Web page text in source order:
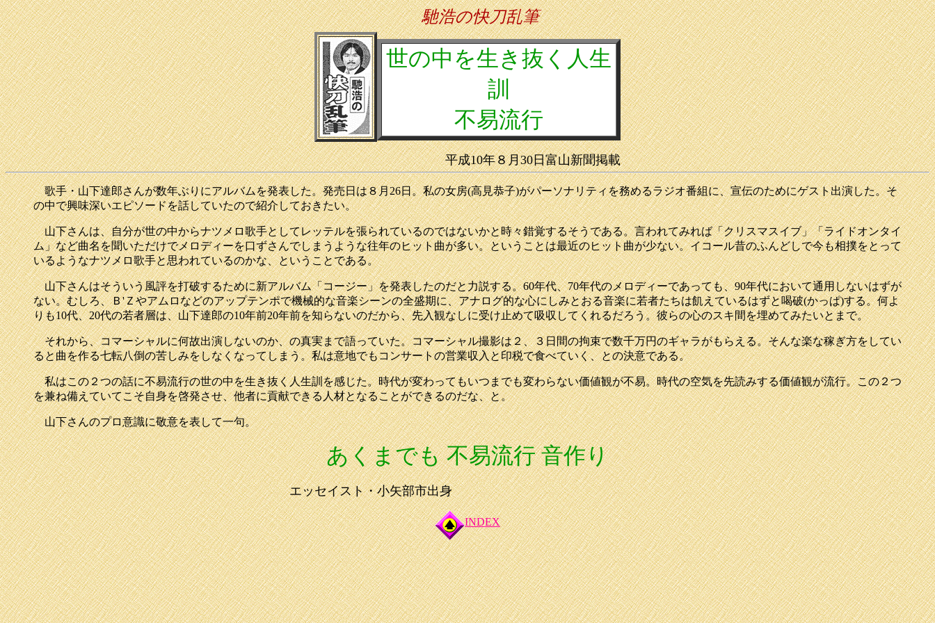
馳浩の快刀乱筆
世の中を生き抜く人生
訓
不易流行
平成10年８月30日富山新聞掲載
歌手・山下達郎さんが数年ぶりにアルバムを発表した。発売日は８月26日。私の女房(高見恭子)がパーソナリティを務めるラジオ番組に、宣伝のためにゲスト出演した。そ
の中で興味深いエピソードを話していたので紹介しておきたい。
山下さんは、自分が世の中からナツメロ歌手としてレッテルを張られているのではないかと時々錯覚するそうである。言われてみれば「クリスマスイブ」「ライドオンタイ
ム」など曲名を聞いただけでメロディーを口ずさんでしまうような往年のヒット曲が多い。ということは最近のヒット曲が少ない。イコール昔のふんどしで今も相撲をとって
いるようなナツメロ歌手と思われているのかな、ということである。
山下さんはそういう風評を打破するために新アルバム「コージー」を発表したのだと力説する。60年代、70年代のメロディーであっても、90年代において通用しないはずが
ない。むしろ、Ｂ'Ｚやアムロなどのアップテンポで機械的な音楽シーンの全盛期に、アナログ的な心にしみとおる音楽に若者たちは飢えているはずと喝破(かっぱ)する。何よ
りも10代、20代の若者層は、山下達郎の10年前20年前を知らないのだから、先入観なしに受け止めて吸収してくれるだろう。彼らの心のスキ間を埋めてみたいとまで。
それから、コマーシャルに何故出演しないのか、の真実まで語っていた。コマーシャル撮影は２、３日間の拘束で数千万円のギャラがもらえる。そんな楽な稼ぎ方をしてい
ると曲を作る七転八倒の苦しみをしなくなってしまう。私は意地でもコンサートの営業収入と印税で食べていく、との決意である。
私はこの２つの話に不易流行の世の中を生き抜く人生訓を感じた。時代が変わってもいつまでも変わらない価値観が不易。時代の空気を先読みする価値観が流行。この２つ
を兼ね備えていてこそ自身を啓発させ、他者に貢献できる人材となることができるのだな、と。
山下さんのプロ意識に敬意を表して一句。
あくまでも 不易流行 音作り
エッセイスト・小矢部市出身
INDEX